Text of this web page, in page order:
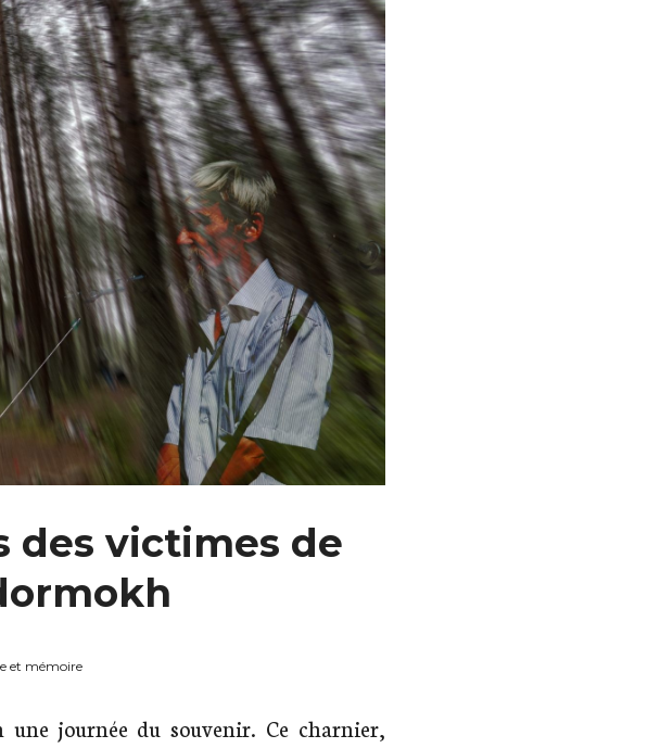
des victimes de
et mémoire
journée du souvenir. Ce charnier,